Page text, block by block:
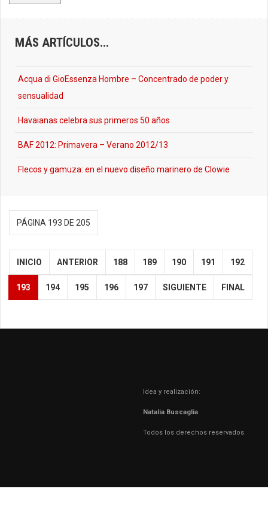
MÁS ARTÍCULOS...
Acqua di GioEssenza Hombre – Concentrado de poder y
sensualidad
Havaianas celebra sus primeros 50 años
BAF 2012: Primavera – Verano 2012/13
Flecos y gamuza: en el nuevo diseño marinero de Clowie
PÁGINA 193 DE 205
INICIO ANTERIOR 188 189 190 191 192
193 194 195 196 197 SIGUIENTE FINAL
Idea y realización:
Natalia Buscaglia
Todos los derechos reservados